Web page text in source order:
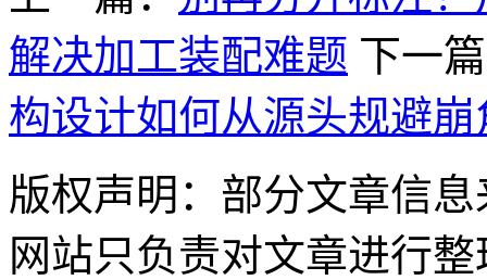
解决加工装配难题 下一
构设计如何从源头规避
版权声明：部分文章信
网站只负责对文章进行